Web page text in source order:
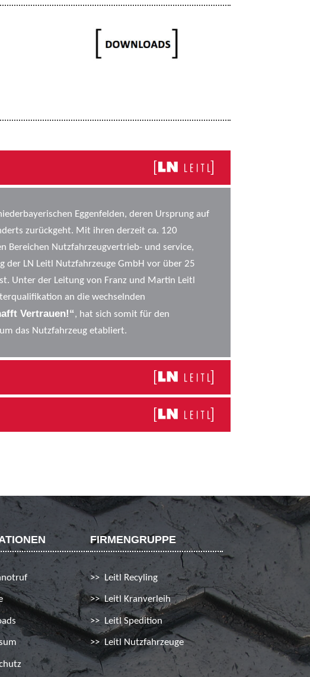
Eggenfelden, deren Ursprung auf
zurückgeht. Mit ihren derzeit ca. 120
Nutzfahrzeugvertrieb- und service,
der LN Leitl Nutzfahrzeuge GmbH vor über 25
Unter der Leitung von Franz und Martin Leitl
an die wechselnden
Vertrauen!“, hat sich somit für den
das Nutzfahrzeug etabliert.
FIRMENGRUPPE
Leitl Recyling
Leitl Kranverleih
Leitl Spedition
Leitl Nutzfahrzeuge